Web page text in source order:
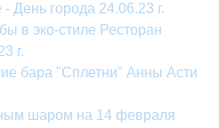
День города 24.06.23 г.
в эко-стиле Ресторан
г.
бара "Сплетни" Анны Асти
шаром на 14 февраля